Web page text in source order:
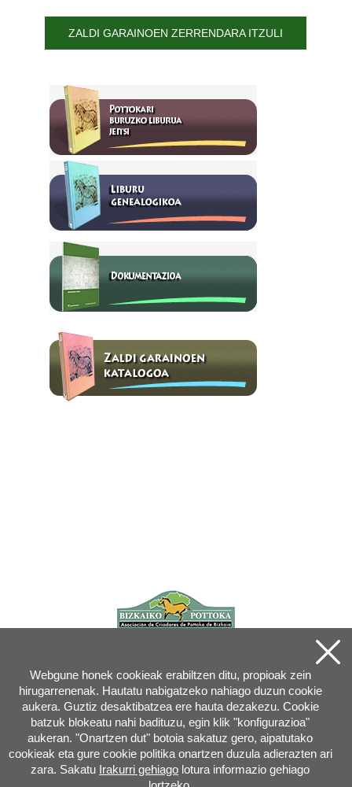
ZALDI GARAINOEN ZERRENDARA ITZULI
Webgune honek cookieak erabiltzen ditu, propioak zein
hirugarrenenak. Hautatu nabigatzeko nahiago duzun cookie
aukera. Guztiz desaktibatzea ere hauta dezakezu. Cookie
batzuk blokeatu nahi badituzu, egin klik "konfigurazioa"
aukeran. "Onartzen dut" botoia sakatuz gero, aipatutako
cookieak eta gure cookie politika onartzen duzula adierazten ari
zara. Sakatu Irakurri gehiago lotura informazio gehiago